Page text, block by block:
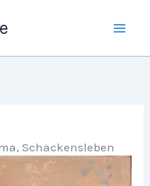
Schackensleben